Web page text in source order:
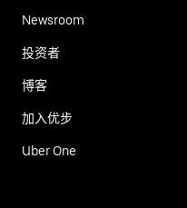
Newsroom
投资者
博客
加入优步
Uber One